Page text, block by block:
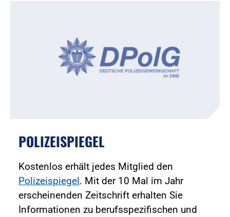
POLIZEISPIEGEL
Kostenlos erhält jedes Mitglied den
Polizeispiegel. Mit der 10 Mal im Jahr
erscheinenden Zeitschrift erhalten Sie
Informationen zu berufsspezifischen und